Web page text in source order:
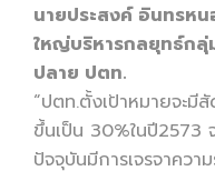
นายประสงค์ อินทรหน
ใหญ่บริหารกลยุทธ์กลุ่
ปลาย ปตท.
“ปตท.ตั้งเป้าหมายจะมี
ขึ้นเป็น 30%ในปี2573
ปัจจุบันมีการเจรจาคว